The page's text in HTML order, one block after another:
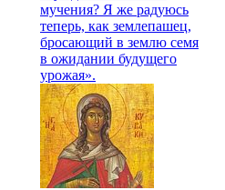
мучения? Я же радуюсь
теперь, как землепашец,
бросающий в землю семя
в ожидании будущего
урожая».